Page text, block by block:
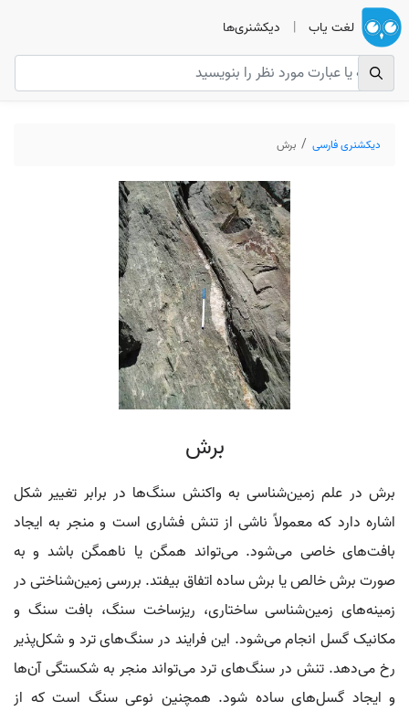
لغت یاب | دیکشنری‌ها
دیکشنری فارسی برش
برش
برش در علم زمین‌شناسی به واکنش سنگ‌ها در برابر تغییر شکل
اشاره دارد که معمولاً ناشی از تنش فشاری است و منجر به ایجاد
بافت‌های خاصی می‌شود. می‌تواند همگن یا ناهمگن باشد و به
صورت برش خالص یا برش ساده اتفاق بیفتد. بررسی زمین‌شناختی در
زمینه‌های زمین‌شناسی ساختاری، ریزساخت سنگ، بافت سنگ و
مکانیک گسل انجام می‌شود. این فرایند در سنگ‌های ترد و شکل‌پذیر
رخ می‌دهد. تنش در سنگ‌های ترد می‌تواند منجر به شکستگی آن‌ها
و ایجاد گسل‌های ساده شود. همچنین نوعی سنگ است که از